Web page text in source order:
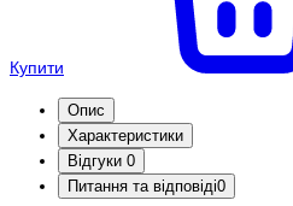
Купити
Опис
Характеристики
Відгуки 0
Питання та відповіді0